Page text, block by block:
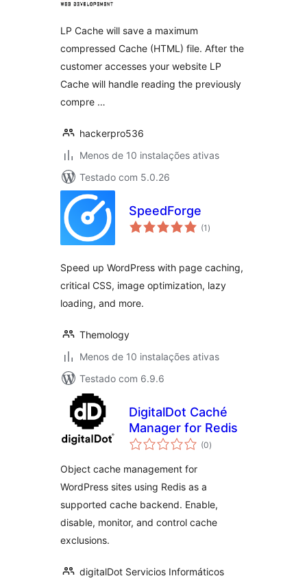
LP Cache will save a maximum
compressed Cache (HTML) file. After the
customer accesses your website LP
Cache will handle reading the previously
compre …
hackerpro536
Menos de 10 instalações ativas
Testado com 5.0.26
SpeedForge
(1 avaliações
totais
)
Speed up WordPress with page caching,
critical CSS, image optimization, lazy
loading, and more.
Themology
Menos de 10 instalações ativas
Testado com 6.9.6
DigitalDot Caché
Manager for Redis
(0avaliações
totais
)
Object cache management for
WordPress sites using Redis as a
supported cache backend. Enable,
disable, monitor, and control cache
exclusions.
digitalDot Servicios Informáticos